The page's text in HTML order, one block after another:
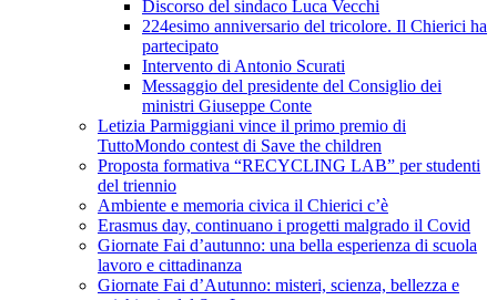
Discorso del sindaco Luca Vecchi
224esimo anniversario del tricolore. Il Chierici ha
partecipato
Intervento di Antonio Scurati
Messaggio del presidente del Consiglio dei
ministri Giuseppe Conte
Letizia Parmiggiani vince il primo premio di
TuttoMondo contest di Save the children
Proposta formativa “RECYCLING LAB” per studenti
del triennio
Ambiente e memoria civica il Chierici c’è
Erasmus day, continuano i progetti malgrado il Covid
Giornate Fai d’autunno: una bella esperienza di scuola
lavoro e cittadinanza
Giornate Fai d’Autunno: misteri, scienza, bellezza e